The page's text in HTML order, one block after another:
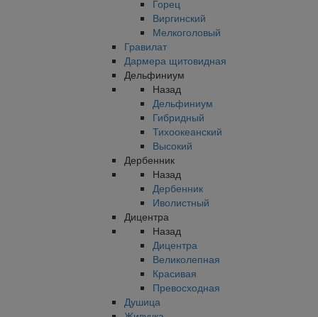
Горец
Виргинский
Мелкоголовый
Гравилат
Дармера щитовидная
Дельфиниум
Назад
Дельфиниум
Гибридный
Тихоокеанский
Высокий
Дербенник
Назад
Дербенник
Иволистный
Дицентра
Назад
Дицентра
Великолепная
Красивая
Превосходная
Душица